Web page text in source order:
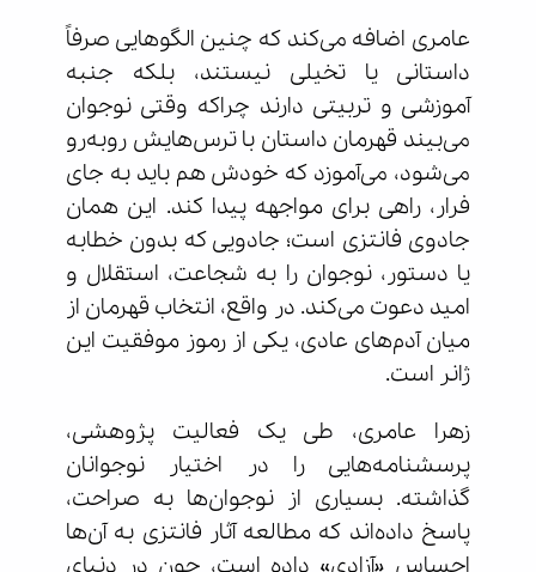
عامری اضافه می‌کند که چنین الگوهایی صرفاً
داستانی یا تخیلی نیستند، بلکه جنبه
آموزشی و تربیتی دارند چراکه وقتی نوجوان
می‌بیند قهرمان داستان با ترس‌هایش روبه‌رو
می‌شود، می‌آموزد که خودش هم باید به جای
فرار، راهی برای مواجهه پیدا کند. این همان
جادوی فانتزی است؛ جادویی که بدون خطابه
یا دستور، نوجوان را به شجاعت، استقلال و
امید دعوت می‌کند. در واقع، انتخاب قهرمان از
میان آدم‌های عادی، یکی از رموز موفقیت این
ژانر است.
زهرا عامری، طی یک فعالیت پژوهشی،
پرسشنامه‌هایی را در اختیار نوجوانان
گذاشته. بسیاری از نوجوان‌ها به صراحت،
پاسخ داده‌اند که مطالعه آثار فانتزی به آن‌ها